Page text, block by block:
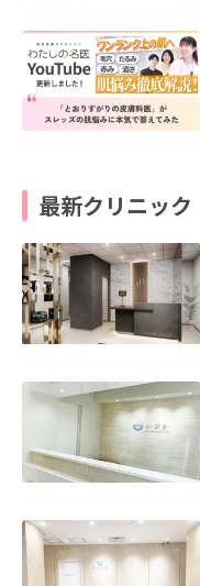
最新クリニック